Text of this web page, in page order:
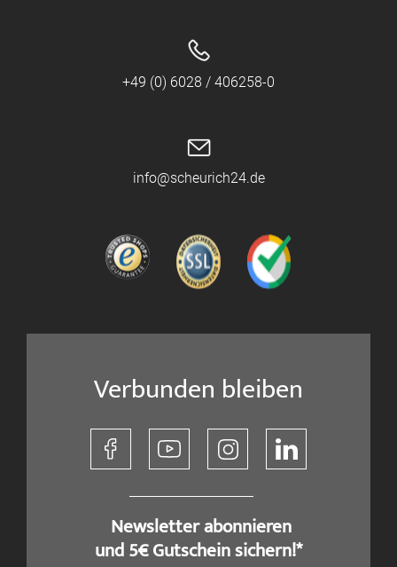
+49 (0) 6028 / 406258-0
info@scheurich24.de
Verbunden bleiben
​ Newsletter abonnieren
und 5€ Gutschein sichern!*